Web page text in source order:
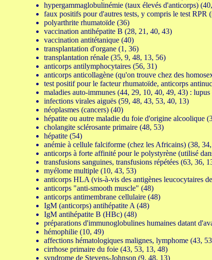
hypergammaglobulinémie (taux élevés d'anticorps)
faux positifs pour d'autres tests, y compris le test
polyarthrite rhumatoïde (36)
vaccination antihépatite B (28, 21, 40, 43)
vaccination antitétanique (40)
transplantation d'organe (1, 36)
transplantation rénale (35, 9, 48, 13, 56)
anticorps antilymphocytaires (56, 31)
anticorps anticollagène (qu'on trouve chez des
test positif pour le facteur rhumatoïde, anticorps
maladies auto-immunes (44, 29, 10, 40, 49, 43) :
infections virales aiguës (59, 48, 43, 53, 40, 13)
néoplasmes (cancers) (40)
hépatite ou autre maladie du foie d'origine alcoolique
cholangite sclérosante primaire (48, 53)
hépatite (54)
anémie à cellule falciforme (chez les Africains) (38,
anticorps à forte affinité pour le polystyrène (utilisé
transfusions sanguines, transfusions répétées (63, 36,
myélome multiple (10, 43, 53)
anticorps HLA (vis-à-vis des antigènes leucocytaires
anticorps "anti-smooth muscle" (48)
anticorps antimembrane cellulaire (48)
IgM (anticorps) antihépatite A (48)
IgM antihépatite B (HBc) (48)
préparations d'immunoglobulines humaines datant
hémophilie (10, 49)
affections hématologiques malignes, lymphome (43,
cirrhose primaire du foie (43, 53, 13, 48)
syndrome de Stevens-Johnson (9, 48, 13)